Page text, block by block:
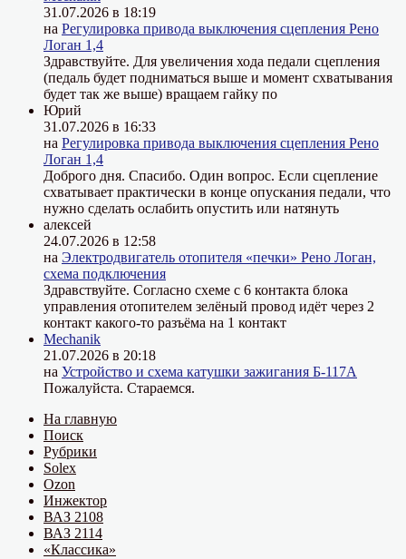
31.07.2026 в 18:19
на Регулировка привода выключения сцепления Рено
Логан 1,4
Здравствуйте. Для увеличения хода педали сцепления
(педаль будет подниматься выше и момент схватывания
будет так же выше) вращаем гайку по
Юрий
31.07.2026 в 16:33
на Регулировка привода выключения сцепления Рено
Логан 1,4
Доброго дня. Спасибо. Один вопрос. Если сцепление
схватывает практически в конце опускания педали, что
нужно сделать ослабить опустить или натянуть
алексей
24.07.2026 в 12:58
на Электродвигатель отопителя «печки» Рено Логан,
схема подключения
Здравствуйте. Согласно схеме с 6 контакта блока
управления отопителем зелёный провод идёт через 2
контакт какого-то разъёма на 1 контакт
Mechanik
21.07.2026 в 20:18
на Устройство и схема катушки зажигания Б-117А
Пожалуйста. Стараемся.
На главную
Поиск
Рубрики
Solex
Ozon
Инжектор
ВАЗ 2108
ВАЗ 2114
«Классика»